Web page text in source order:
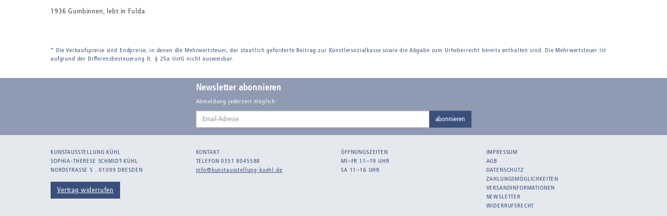
1936 Gumbinnen, lebt in Fulda
* Die Verkaufspreise sind Endpreise, in denen die Mehrwertsteuer, der staatlich geforderte Beitrag zur Künstlersozialkasse sowie die Abgabe zum Urheberrecht bereits enthalten sind. Die Mehrwertsteuer ist
aufgrund der Differenzbesteuerung lt. § 25a UstG nicht ausweisbar.
Newsletter abonnieren
Abmeldung jederzeit möglich
Email-
abonnieren
KUNSTAUSSTELLUNG KÜHL
SOPHIA-THERESE SCHMIDT-KÜHL
NORDSTRASSE 5 . 01099 DRESDEN
Vertrag widerrufen
KONTAKT
TELEFON 0351 8045588
info@kunstausstellung-kuehl.de
ÖFFNUNGSZEITEN
MI–FR 11–19 UHR
SA 11–16 UHR
IMPRESSUM
AGB
DATENSCHUTZ
ZAHLUNGSMÖGLICHKEITEN
VERSANDINFORMATIONEN
NEWSLETTER
WIDERRUFSRECHT